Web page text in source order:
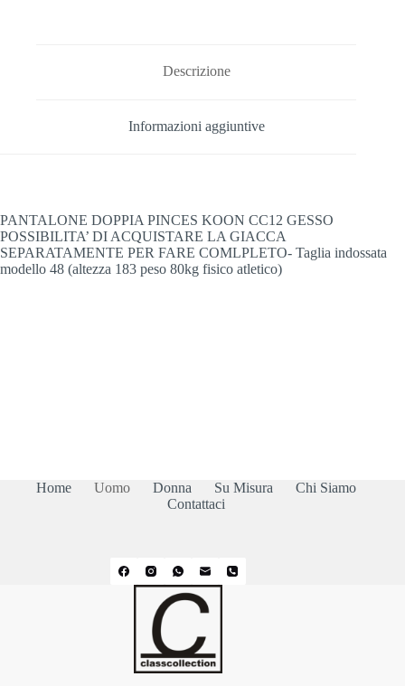
Descrizione
Informazioni aggiuntive
PANTALONE DOPPIA PINCES KOON CC12 GESSO
POSSIBILITA’ DI ACQUISTARE LA GIACCA
SEPARATAMENTE PER FARE COMLPLETO- Taglia indossata
modello 48 (altezza 183 peso 80kg fisico atletico)
Home Uomo Donna Su Misura
Chi Siamo
Contattaci